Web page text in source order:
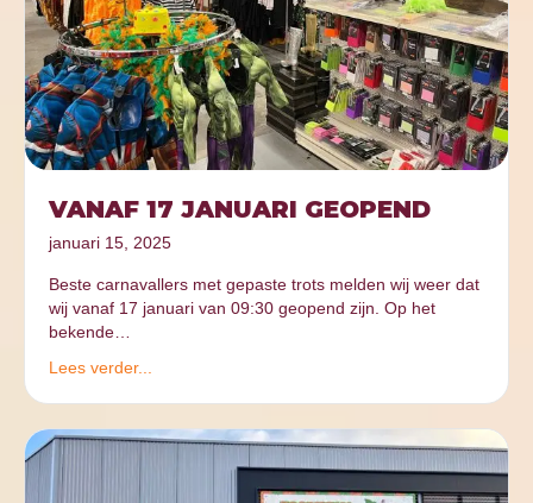
VANAF 17 JANUARI GEOPEND
januari 15, 2025
Beste carnavallers met gepaste trots melden wij weer dat
wij vanaf 17 januari van 09:30 geopend zijn. Op het
bekende…
Lees verder...